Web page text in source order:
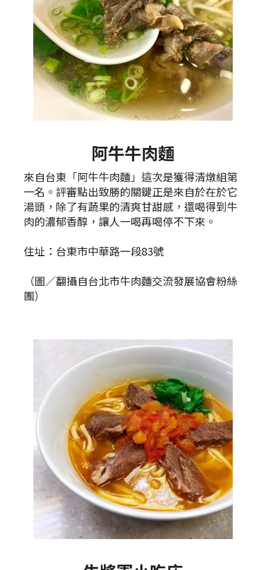
阿牛牛肉麵
來自台東「阿牛牛肉麵」這次是獲得清燉組第
一名。評審點出致勝的關鍵正是來自於在於它
湯頭，除了有蔬果的清爽甘甜感，還喝得到牛
肉的濃郁香醇，讓人一喝再喝停不下來。
住址：台東市中華路一段83號
（圖／翻攝自台北市牛肉麵交流發展協會粉絲
團）